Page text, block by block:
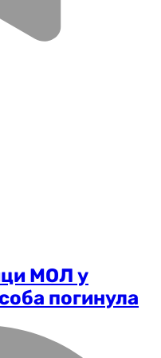
МОЛ у
погинула